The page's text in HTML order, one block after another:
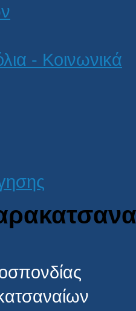
- Κοινωνικά